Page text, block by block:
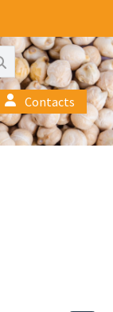
Contacts